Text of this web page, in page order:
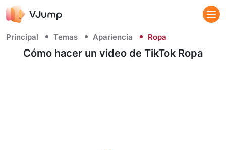
Principal Temas Apariencia Ropa
Cómo hacer un video de TikTok Ropa